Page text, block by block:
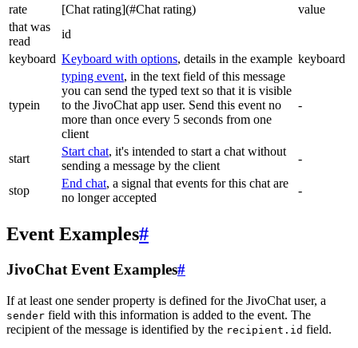
rate
[Chat rating](#Chat rating)
value
that was
read
id
keyboard Keyboard with options, details in the example keyboard
typein
typing event, in the text field of this message
you can send the typed text so that it is visible
to the JivoChat app user. Send this event no
more than once every 5 seconds from one
client
-
start
Start chat, it's intended to start a chat without
sending a message by the client
-
stop
End chat, a signal that events for this chat are
no longer accepted
-
Event Examples#
JivoChat Event Examples#
If at least one sender property is defined for the JivoChat user, a
sender field with this information is added to the event. The
recipient of the message is identified by the recipient.id field.